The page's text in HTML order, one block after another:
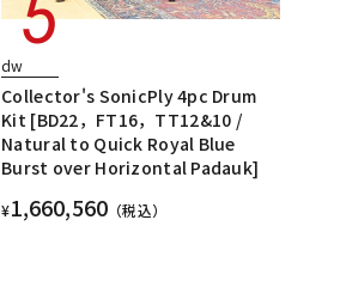
dw
Collector's SonicPly 4pc Drum
Kit [BD22，FT16，TT12&10 /
Natural to Quick Royal Blue
Burst over Horizontal Padauk]
¥1,660,560 （税込）